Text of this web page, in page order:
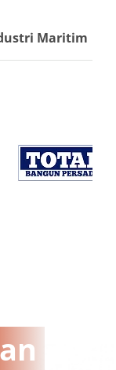
Maritim